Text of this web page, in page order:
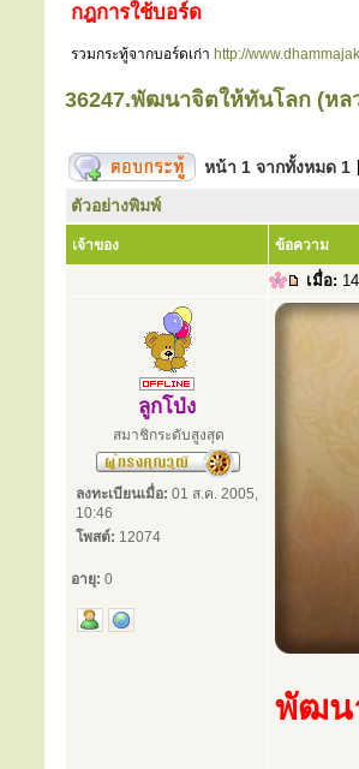
กฎการใช้บอร์ด
รวมกระทู้จากบอร์ดเก่า http://
36247.พัฒนาจิตให้ทันโลก (ห
หน้า 1 จากทั้งหมด 1
ตัวอย่างพิมพ์
เจ้าของ ข้อความ
เมื่อ:
ลูกโป่ง
สมาชิกระดับสูงสุด
ลงทะเบียนเมื่อ: 01 ส.ค. 2005,
10:46
โพสต์: 12074
อายุ: 0
พัฒน